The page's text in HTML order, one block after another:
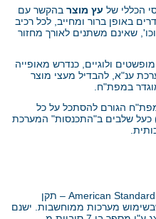
הכללי של עץ מוצר בהקשר עם
באופן ברור ומחייב, לכל רכיב
יש שם וסימול קבועים: 1.1, 1.2, 2.3 וכו', שאינם משתנים לאורך מחזור
ולוגיים, כנדרש מאופייה
ענ"א, להבדיל מעצי מוצר
במפת"ח.
הגורם להסתכל על כל
כעל שלבים ב"התכנסות" המערכת
American – תקן
מערכות ממוחשבות. ישנם